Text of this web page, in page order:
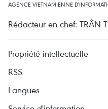
AGENCE VIETNAMIENNE
Rédacteur en chef: TRÂN
Propriété intellectuelle
RSS
Langues